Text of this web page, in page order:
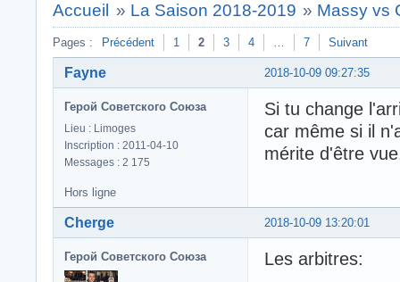
Accueil » La Saison 2018-2019 » Massy vs
Pages : Précédent 1 2 3 4 … 7 Suivant
2018-10-09 09:27:35
Fayne
Герой Советского Союза
Lieu : Limoges
Inscription : 2011-04-10
Messages : 2 175
Si tu change
car même si il
mérite d'être
Hors ligne
2018-10-09 13:20:01
Cherge
Герой Советского Союза
Les arbitres: